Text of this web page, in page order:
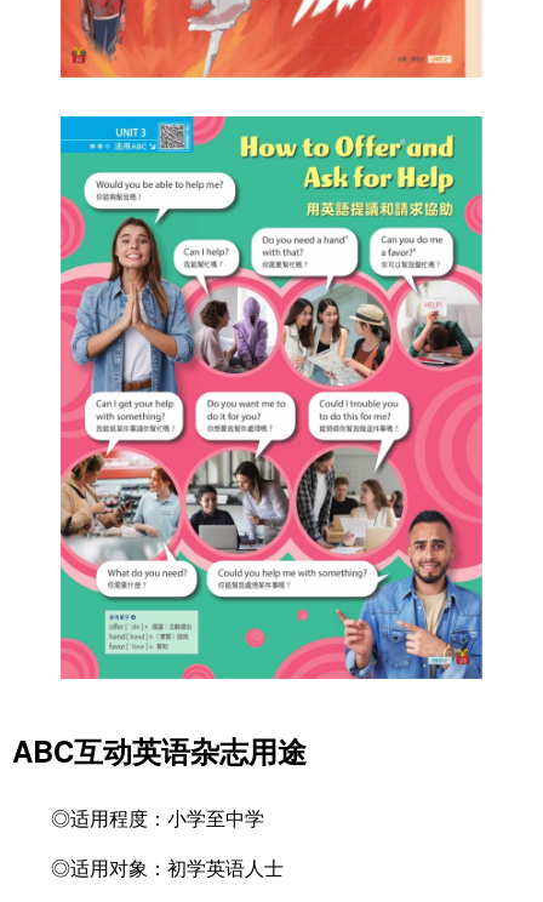
ABC互动英语杂志用途
◎适用程度：小学至中学
◎适用对象：初学英语人士